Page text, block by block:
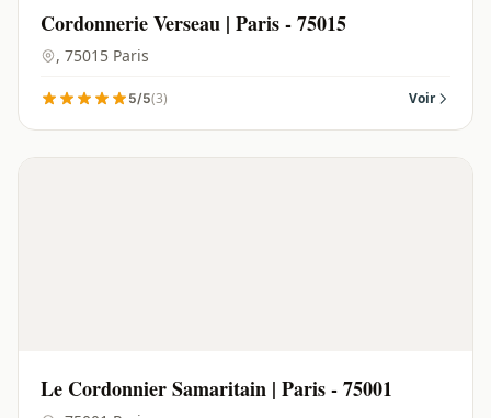
Cordonnerie Verseau | Paris - 75015
, 75015 Paris
5/5(3) Voir
Le Cordonnier Samaritain | Paris - 75001